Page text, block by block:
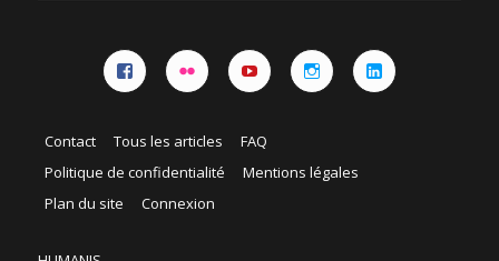
Contact Tous les articles
FAQ
Politique de confidentialité
Mentions légales
Plan du site
Connexion